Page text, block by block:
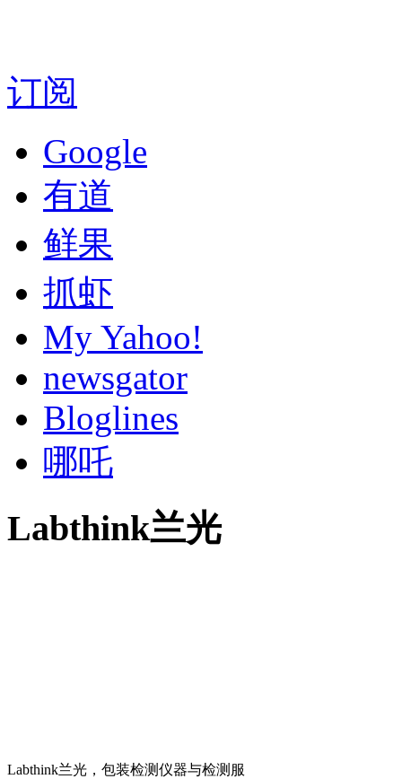
订阅
Google
有道
鲜果
抓虾
My Yahoo!
newsgator
Bloglines
哪吒
Labthink兰光
Labthink兰光，包装检测仪器与检测服